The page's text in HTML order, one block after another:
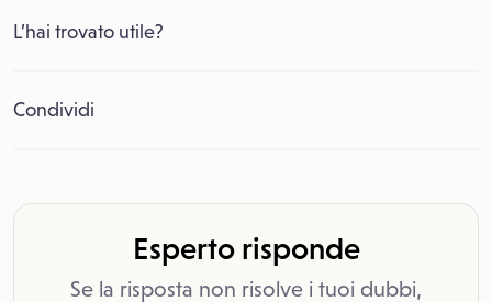
L’hai trovato utile?
Condividi
Esperto risponde
Se la risposta non risolve i tuoi dubbi,